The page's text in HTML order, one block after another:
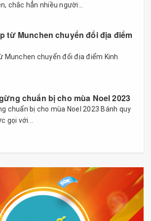
chắc hẳn nhiều người...
từ Munchen chuyển đổi địa điểm
Munchen chuyển đổi địa điểm Kinh
chuẩn bị cho mùa Noel 2023
chuẩn bị cho mùa Noel 2023 Bánh quy
gọi với...